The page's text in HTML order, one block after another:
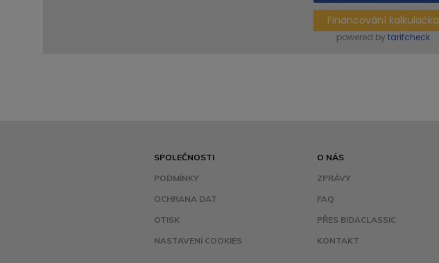
Financování kalkulačka
powered by tarifcheck
SPOLEČNOSTI
PODMÍNKY
OCHRANA DAT
OTISK
NASTAVENÍ COOKIES
O NÁS
ZPRÁVY
FAQ
PŘES BIDACLASSIC
KONTAKT